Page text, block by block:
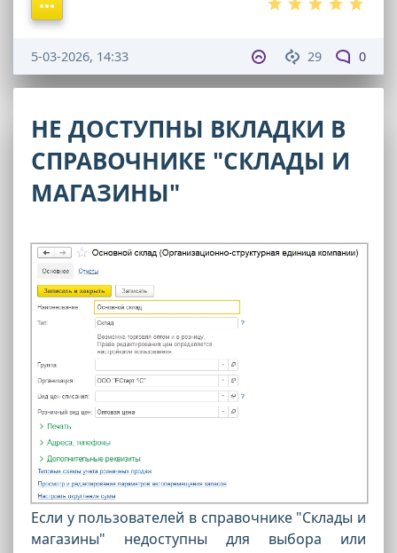
29 0
5-03-2026, 14:33
НЕ ДОСТУПНЫ ВКЛАДКИ В
СПРАВОЧНИКЕ "СКЛАДЫ И
МАГАЗИНЫ"
Если у пользователей в справочнике "Склады и
магазины" недоступны для выбора или